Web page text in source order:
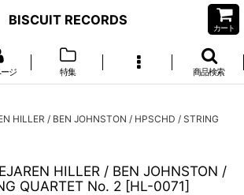
BISCUIT RECORDS
カート
ジ 特集 商品検索
HILLER / BEN JOHNSTON / HPSCHD / STRING
HILLER / BEN JOHNSTON /
QUARTET No. 2 [HL-0071]